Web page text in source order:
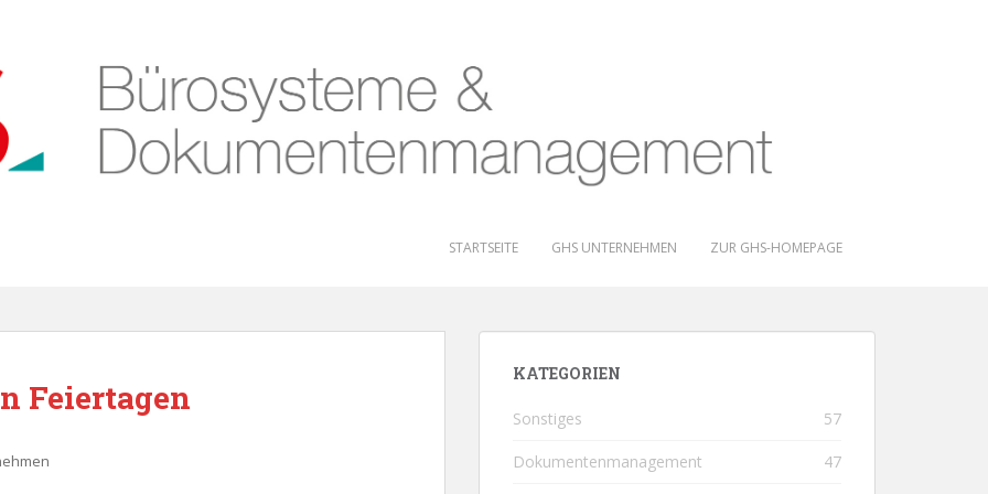
STARTSEITE GHS UNTERNEHMEN ZUR GHS-HOMEPAGE
Feiertagen
KATEGORIEN
Sonstiges 57
Dokumentenmanagement 47